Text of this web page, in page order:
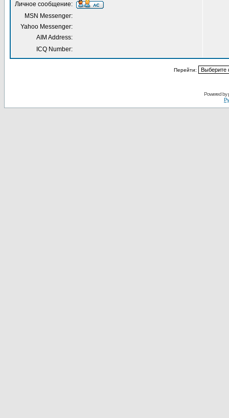
Личное сообщение:
MSN Messenger:
Yahoo Messenger:
AIM Address:
ICQ Number:
Перейти:
Powered by